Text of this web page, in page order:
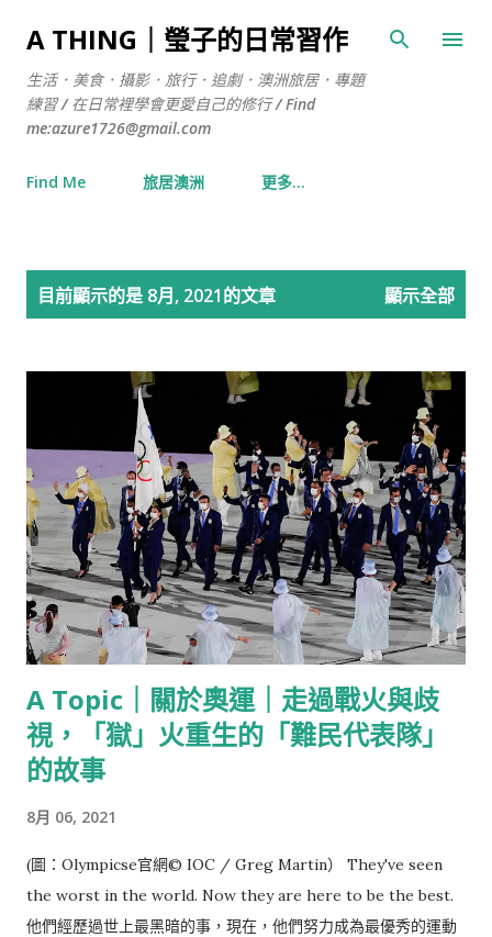
跳到主要內容
A THING｜瑩子的日常習作
生活．美食．攝影．旅行．追劇．澳洲旅居．專題
練習 / 在日常裡學會更愛自己的修行 / Find
me:azure1726@gmail.com
Find Me 旅居澳洲 更多…
目前顯示的是 8月, 2021的文章 顯示全部
A Topic｜關於奧運｜走過戰火與歧
視，「獄」火重生的「難民代表隊」
的故事
8月 06, 2021
(圖：Olympicse官網© IOC / Greg Martin） They've seen
the worst in the world. Now they are here to be the best.
他們經歷過世上最黑暗的事，現在，他們努力成為最優秀的運動